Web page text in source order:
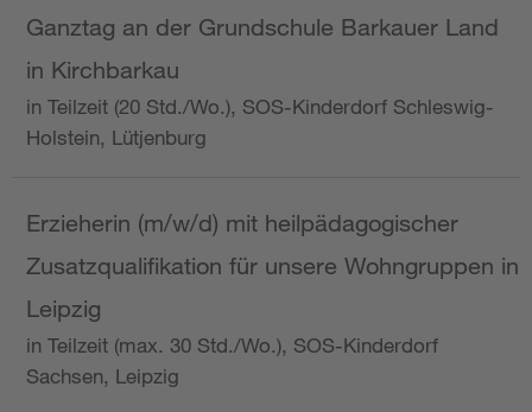
Ganztag an der Grundschule Barkauer Land
in Kirchbarkau
in Teilzeit (20 Std./Wo.), SOS-Kinderdorf Schleswig-
Holstein, Lütjenburg
Erzieherin (m/w/d) mit heilpädagogischer
Zusatzqualifikation für unsere Wohngruppen in
Leipzig
in Teilzeit (max. 30 Std./Wo.), SOS-Kinderdorf
Sachsen, Leipzig